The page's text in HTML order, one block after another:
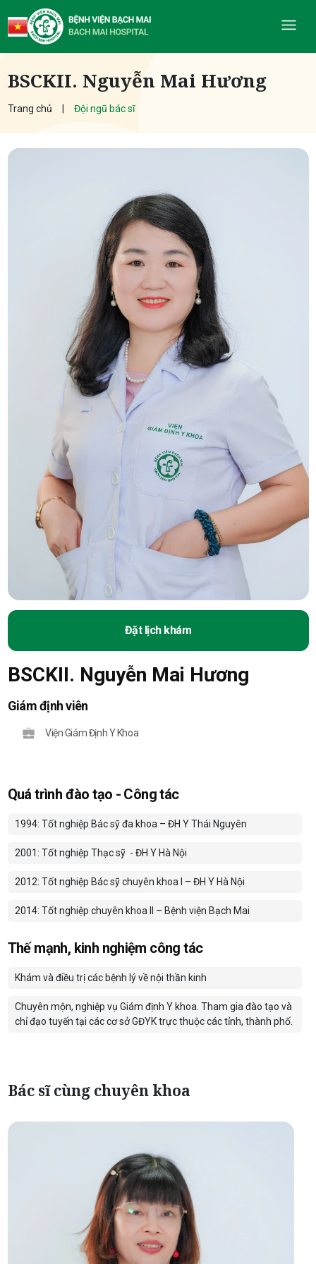
BSCKII. Nguyễn Mai Hương
Trang chủ Đội ngũ bác sĩ
Đặt lịch khám
BSCKII. Nguyễn Mai Hương
Giám định viên
Viện Giám Định Y Khoa
Quá trình đào tạo - Công tác
1994: Tốt nghiệp Bác sỹ đa khoa – ĐH Y Thái Nguyên
2001: Tốt nghiệp Thạc sỹ - ĐH Y Hà Nội
2012: Tốt nghiệp Bác sỹ chuyên khoa I – ĐH Y Hà Nội
2014: Tốt nghiệp chuyên khoa II – Bệnh viện Bạch Mai
Thế mạnh, kinh nghiệm công tác
Khám và điều trị các bệnh lý về nội thần kinh
Chuyên mộn, nghiệp vụ Giám định Y khoa. Tham gia đào tạo và
chỉ đạo tuyến tại các cơ sở GĐYK trực thuộc các tỉnh, thành phố.
Bác sĩ cùng chuyên khoa